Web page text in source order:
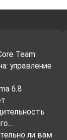
Team
управление
6.8
ли вам